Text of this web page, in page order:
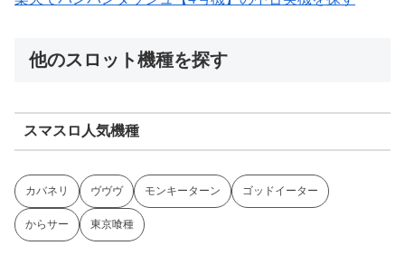
他のスロット機種を探す
スマスロ人気機種
カバネリ ヴヴヴ モンキーターン ゴッドイーター
からサー 東京喰種